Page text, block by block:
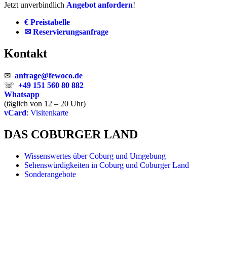
Jetzt unverbindlich Angebot anfordern!
€ Preistabelle
✉ Reservierungsanfrage
Kontakt
✉ anfrage@fewoco.de
☏ +49 151 560 80 882
Whatsapp
(täglich von 12 – 20 Uhr)
vCard: Visitenkarte
DAS COBURGER LAND
Wissenswertes über Coburg und Umgebung
Sehenswürdigkeiten in Coburg und Coburger Land
Sonderangebote